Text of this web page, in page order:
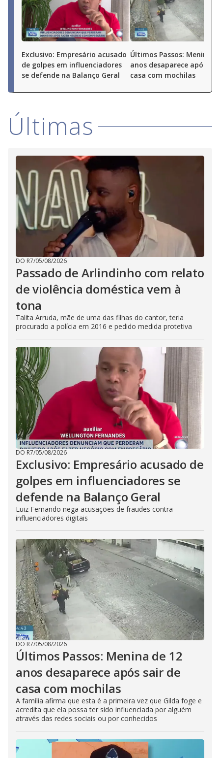
Exclusivo: Empresário acusado
de golpes em influenciadores
se defende na Balanço Geral
Últimos Passos: Menina
anos desaparece após
casa com mochilas
Últimas
DO R7/05/08/2026
Passado de Arlindinho com relato
de violência doméstica vem à
tona
Talita Arruda, mãe de uma das filhas do cantor, teria
procurado a polícia em 2016 e pedido medida protetiva
DO R7/05/08/2026
Exclusivo: Empresário acusado de
golpes em influenciadores se
defende na Balanço Geral
Luiz Fernando nega acusações de fraudes contra
influenciadores digitais
DO R7/05/08/2026
Últimos Passos: Menina de 12
anos desaparece após sair de
casa com mochilas
A família afirma que esta é a primeira vez que Gilda foge e
acredita que ela possa ter sido influenciada por alguém
através das redes sociais ou por conhecidos